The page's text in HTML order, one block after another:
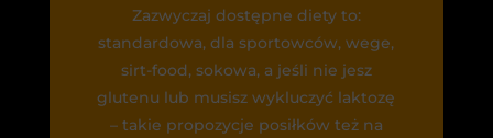
Zazwyczaj dostępne diety to:
standardowa, dla sportowców, wege,
sirt-food, sokowa, a jeśli nie jesz
glutenu lub musisz wykluczyć laktozę
– takie propozycje posiłków też na